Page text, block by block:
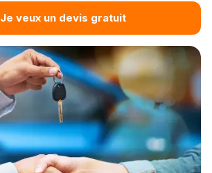
Je veux un devis gratuit